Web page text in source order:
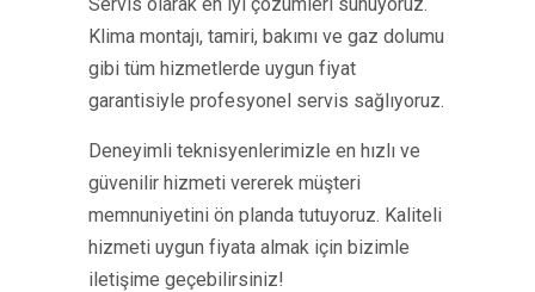
Klima montajı, tamiri, bakımı ve gaz dolumu
gibi tüm hizmetlerde uygun fiyat
garantisiyle profesyonel servis sağlıyoruz.
Deneyimli teknisyenlerimizle en hızlı ve
güvenilir hizmeti vererek müşteri
memnuniyetini ön planda tutuyoruz. Kaliteli
hizmeti uygun fiyata almak için bizimle
iletişime geçebilirsiniz!